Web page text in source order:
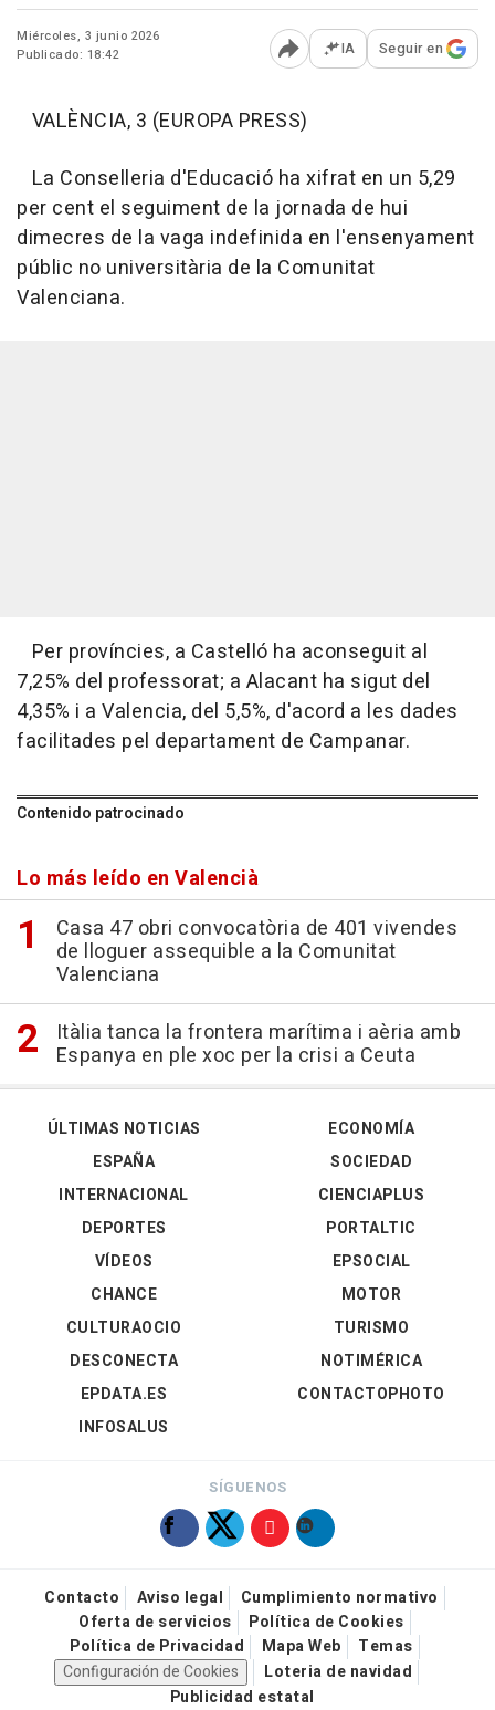
Miércoles, 3 junio 2026
Publicado: 18:42
Abrir opciones para
IA Seguir en
VALÈNCIA, 3 (EUROPA PRESS)
La Conselleria d'Educació ha xifrat en un 5,29
per cent el seguiment de la jornada de hui
dimecres de la vaga indefinida en l'ensenyament
públic no universitària de la Comunitat
Valenciana.
Per províncies, a Castelló ha aconseguit al
7,25% del professorat; a Alacant ha sigut del
4,35% i a Valencia, del 5,5%, d'acord a les dades
facilitades pel departament de Campanar.
Contenido patrocinado
Lo más leído en Valencià
Casa 47 obri convocatòria de 401 vivendes
de lloguer assequible a la Comunitat
Valenciana
Itàlia tanca la frontera marítima i aèria amb
Espanya en ple xoc per la crisi a Ceuta
ÚLTIMAS NOTICIAS
ESPAÑA
INTERNACIONAL
DEPORTES
VÍDEOS
ECONOMÍA
SOCIEDAD
CIENCIAPLUS
PORTALTIC
EPSOCIAL
CHANCE
CULTURAOCIO
DESCONECTA
EPDATA.ES
INFOSALUS
MOTOR
TURISMO
NOTIMÉRICA
CONTACTOPHOTO
SÍGUENOS
Contacto Aviso legal
Cumplimiento normativo
Oferta de servicios
Política de Cookies
Política de Privacidad
Mapa Web
Temas
Configuración de Cookies
Loteria de navidad
Publicidad estatal